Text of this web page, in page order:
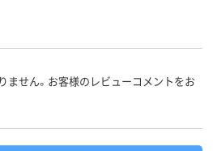
ません。お客様のレビューコメントをお